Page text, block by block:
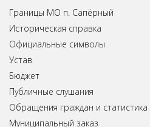
Границы МО п. Сапёрный
Историческая справка
Официальные символы
Устав
Бюджет
Публичные слушания
Обращения граждан и статистика
Муниципальный заказ